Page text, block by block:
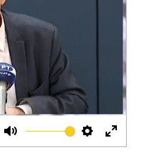
Mute Settings
Enter